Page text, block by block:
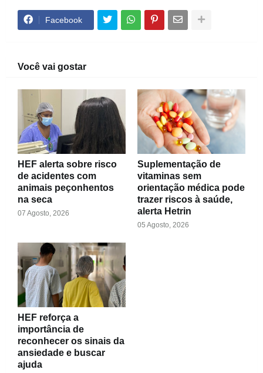
Facebook
Você vai gostar
HEF alerta sobre risco
de acidentes com
animais peçonhentos
na seca
07 Agosto, 2026
Suplementação de
vitaminas sem
orientação médica pode
trazer riscos à saúde,
alerta Hetrin
05 Agosto, 2026
HEF reforça a
importância de
reconhecer os sinais da
ansiedade e buscar
ajuda